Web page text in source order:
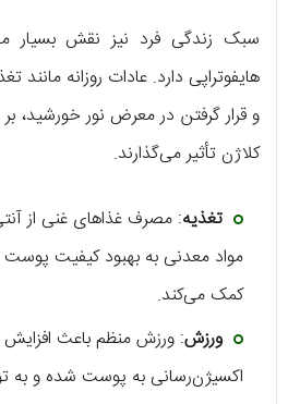
سبک زندگی فرد نیز نقش بسیار
هایفوتراپی دارد. عادات روزانه
و قرار گرفتن در معرض نور خورشید،
کلاژن تأثیر می‌گذارند.
تغذیه: مصرف غذاهای غنی از
مواد معدنی به بهبود کیفیت پوست
کمک می‌کند.
ورزش: ورزش منظم باعث
اکسیژن‌رسانی به پوست شده و به